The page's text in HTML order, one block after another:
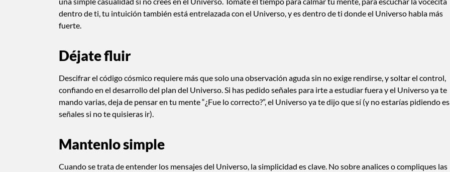
dentro de ti, tu intuición también está entrelazada con el Universo, y es dentro de ti donde el Universo habla más
fuerte.
Déjate fluir
Descifrar el código cósmico requiere más que solo una observación aguda sin no exige rendirse, y soltar el control,
confiando en el desarrollo del plan del Universo. Si has pedido señales para irte a estudiar fuera y el Universo ya te
mando varias, deja de pensar en tu mente “¿Fue lo correcto?”, el Universo ya te dijo que sí (y no estarías pidiendo
señales si no te quisieras ir).
Mantenlo simple
Cuando se trata de entender los mensajes del Universo, la simplicidad es clave. No sobre analices o compliques las